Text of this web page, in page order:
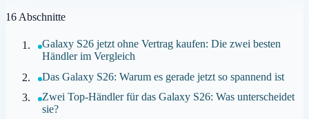
16 Abschnitte
Galaxy S26 jetzt ohne Vertrag kaufen: Die zwei besten
Händler im Vergleich
Das Galaxy S26: Warum es gerade jetzt so spannend ist
Zwei Top-Händler für das Galaxy S26: Was unterscheidet
sie?